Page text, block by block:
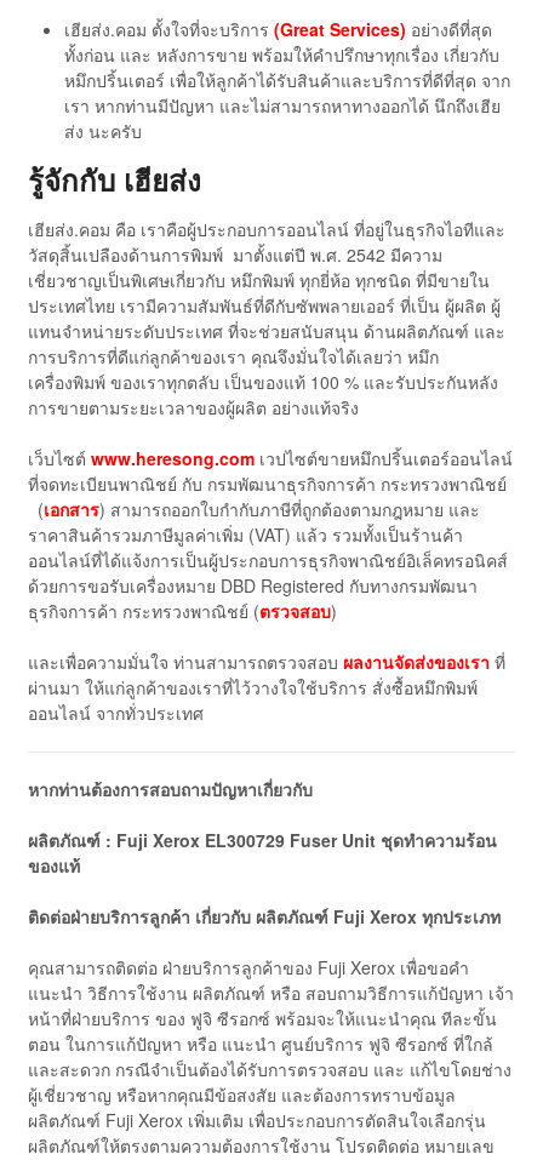
เฮียส่ง.คอม ตั้งใจที่จะบริการ (Great Services) อย่างดีที่สุด
ทั้งก่อน และ หลังการขาย พร้อมให้คำปรึกษาทุกเรื่อง เกี่ยวกับ
หมึกปริ้นเตอร์ เพื่อให้ลูกค้าได้รับสินค้าและบริการที่ดีที่สุด จาก
เรา หากท่านมีปัญหา และไม่สามารถหาทางออกได้ นึกถึงเฮีย
ส่ง นะครับ
รู้จักกับ เฮียส่ง
เฮียส่ง.คอม คือ เราคือผู้ประกอบการออนไลน์ ที่อยู่ในธุรกิจไอทีและ
วัสดุสิ้นเปลืองด้านการพิมพ์ มาตั้งแต่ปี พ.ศ. 2542 มีความ
เชี่ยวชาญเป็นพิเศษเกี่ยวกับ หมึกพิมพ์ ทุกยี่ห้อ ทุกชนิด ที่มีขายใน
ประเทศไทย เรามีความสัมพันธ์ที่ดีกับซัพพลายเออร์ ที่เป็น ผู้ผลิต ผู้
แทนจำหน่ายระดับประเทศ ที่จะช่วยสนับสนุน ด้านผลิตภัณฑ์ และ
การบริการที่ดีแก่ลูกค้าของเรา คุณจึงมั่นใจได้เลยว่า หมึก
เครื่องพิมพ์ ของเราทุกตลับ เป็นของแท้ 100 % และรับประกันหลัง
การขายตามระยะเวลาของผู้ผลิต อย่างแท้จริง
เว็บไซต์ www.heresong.comเวปไซต์ขายหมึกปริ้นเตอร์ออนไลน์
ที่จดทะเบียนพาณิชย์ กับ กรมพัฒนาธุรกิจการค้า กระทรวงพาณิชย์
(เอกสาร) สามารถออกใบกำกับภาษีที่ถูกต้องตามกฎหมาย และ
ราคาสินค้ารวมภาษีมูลค่าเพิ่ม (VAT) แล้ว รวมทั้งเป็นร้านค้า
ออนไลน์ที่ได้แจ้งการเป็นผู้ประกอบการธุรกิจพาณิชย์อิเล็คทรอนิคส์
ด้วยการขอรับเครื่องหมาย DBD Registered กับทางกรมพัฒนา
ธุรกิจการค้า กระทรวงพาณิชย์ (ตรวจสอบ)
และเพื่อความมั่นใจ ท่านสามารถตรวจสอบ ผลงานจัดส่งของเรา ที่
ผ่านมา ให้แก่ลูกค้าของเราที่ไว้วางใจใช้บริการ สั่งซื้อหมึกพิมพ์
ออนไลน์ จากทั่วประเทศ
หากท่านต้องการสอบถามปัญหาเกี่ยวกับ
ผลิตภัณฑ์ : Fuji Xerox EL300729 Fuser Unit ชุดทำความร้อน
ของแท้
ติดต่อฝ่ายบริการลูกค้า เกี่ยวกับ ผลิตภัณฑ์ Fuji Xerox ทุกประเภท
คุณสามารถติดต่อ ฝ่ายบริการลูกค้าของ Fuji Xerox เพื่อขอคำ
แนะนำ วิธีการใช้งาน ผลิตภัณฑ์ หรือ สอบถามวิธีการแก้ปัญหา เจ้า
หน้าที่ฝ่ายบริการ ของ ฟูจิ ซีรอกซ์ พร้อมจะให้แนะนำคุณ ทีละขั้น
ตอน ในการแก้ปัญหา หรือ แนะนำ ศูนย์บริการ ฟูจิ ซีรอกซ์ ที่ใกล้
และสะดวก กรณีจำเป็นต้องได้รับการตรวจสอบ และ แก้ไขโดยช่าง
ผู้เชี่ยวชาญ หรือหากคุณมีข้อสงสัย และต้องการทราบข้อมูล
ผลิตภัณฑ์ Fuji Xerox เพิ่มเติม เพื่อประกอบการตัดสินใจเลือกรุ่น
ผลิตภัณฑ์ให้ตรงตามความต้องการใช้งาน โปรดติดต่อ หมายเลข